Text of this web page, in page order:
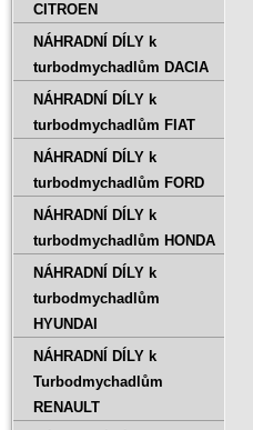
CITROEN
NÁHRADNÍ DÍLY k
turbodmychadlům DACIA
NÁHRADNÍ DÍLY k
turbodmychadlům FIAT
NÁHRADNÍ DÍLY k
turbodmychadlům FORD
NÁHRADNÍ DÍLY k
turbodmychadlům HONDA
NÁHRADNÍ DÍLY k
turbodmychadlům
HYUNDAI
NÁHRADNÍ DÍLY k
Turbodmychadlům
RENAULT